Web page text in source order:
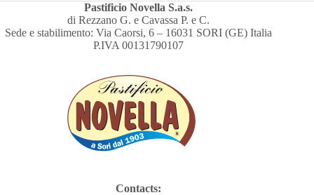
Pastificio Novella S.a.s.
di Rezzano G. e Cavassa P. e C.
Sede e stabilimento: Via Caorsi, 6 – 16031 SORI (GE) Italia
P.IVA 00131790107
Contacts: